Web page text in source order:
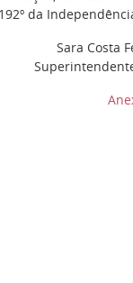
da
Sara Costa